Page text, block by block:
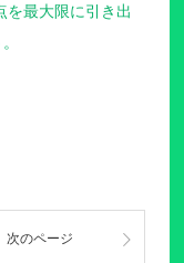
を最大限に引き出
次のページ